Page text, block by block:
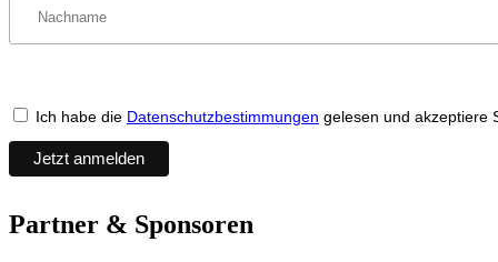
Ich habe die Datenschutzbestimmungen gelesen und akzeptiere
Partner & Sponsoren